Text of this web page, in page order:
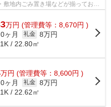
地内ごみ置き場などが揃っており
万円 (管理費等：8,670円 )
0ヶ月 礼金 8万円
/ 22.80㎡
万円 (管理費等：8,600円 )
0ヶ月 礼金 8万円
/ 22.62㎡